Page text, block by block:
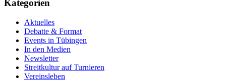
Kategorien
Aktuelles
Debatte & Format
Events in Tübingen
In den Medien
Newsletter
Streitkultur auf Turnieren
Vereinsleben